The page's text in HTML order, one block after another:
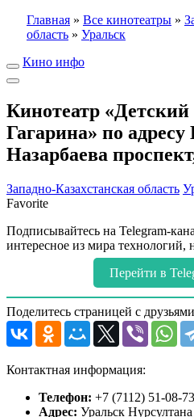
Главная » Все кинотеатры »
область » Уральск
Кино инфо
Кинотеатр
Гагарина» по адресу
Назарбаева
Западно-Казахстанская область
Favorite
Подписывайтесь на Telegram-
интересное из мира технологий,
Перейти в
Поделитесь страницей с
Контактная информация:
Телефон: +7 (7112) 51-08-73
Адрес: Уральск